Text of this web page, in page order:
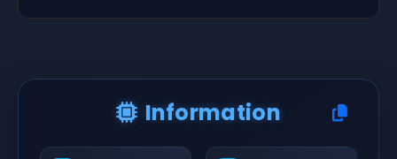
Information